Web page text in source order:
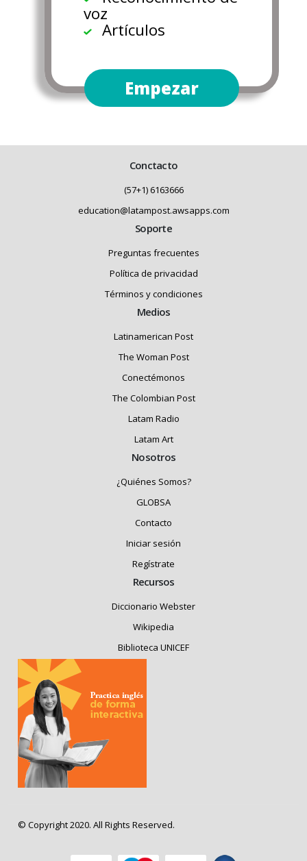
voz
Artículos
Empezar
Conctacto
(57+1) 6163666
education@latampost.awsapps.com
Soporte
Preguntas frecuentes
Política de privacidad
Términos y condiciones
Medios
Latinamerican Post
The Woman Post
Conectémonos
The Colombian Post
Latam Radio
Latam Art
Nosotros
¿Quiénes Somos?
GLOBSA
Contacto
Iniciar sesión
Regístrate
Recursos
Diccionario Webster
Wikipedia
Biblioteca UNICEF
© Copyright 2020. All Rights Reserved.